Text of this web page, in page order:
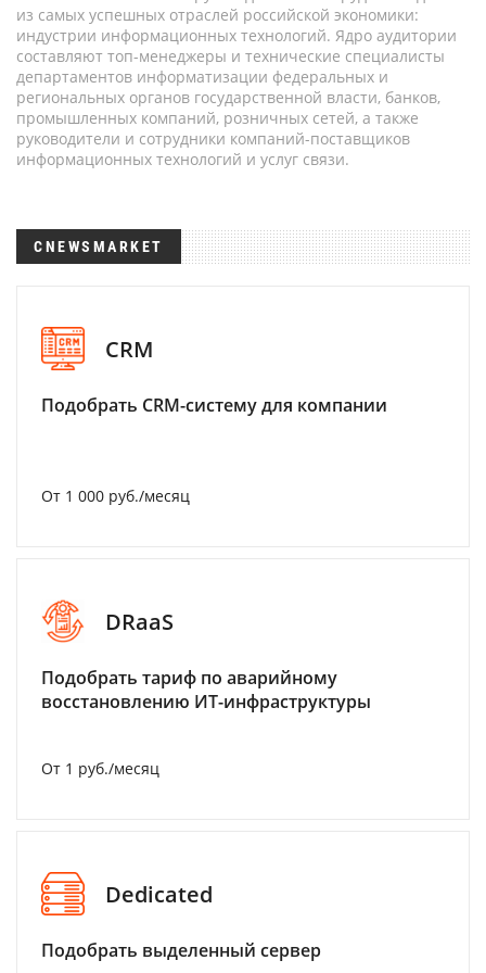
из самых успешных отраслей российской экономики:
индустрии информационных технологий. Ядро аудитории
составляют топ-менеджеры и технические специалисты
департаментов информатизации федеральных и
региональных органов государственной власти, банков,
промышленных компаний, розничных сетей, а также
руководители и сотрудники компаний-поставщиков
информационных технологий и услуг связи.
CNEWSMARKET
CRM
Подобрать CRM-систему для компании
От 1 000 руб./месяц
DRaaS
Подобрать тариф по аварийному
восстановлению ИТ-инфраструктуры
От 1 руб./месяц
Dedicated
Подобрать выделенный сервер